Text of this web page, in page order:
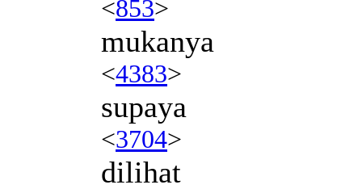
<853>
mukanya
<4383>
supaya
<3704>
dilihat